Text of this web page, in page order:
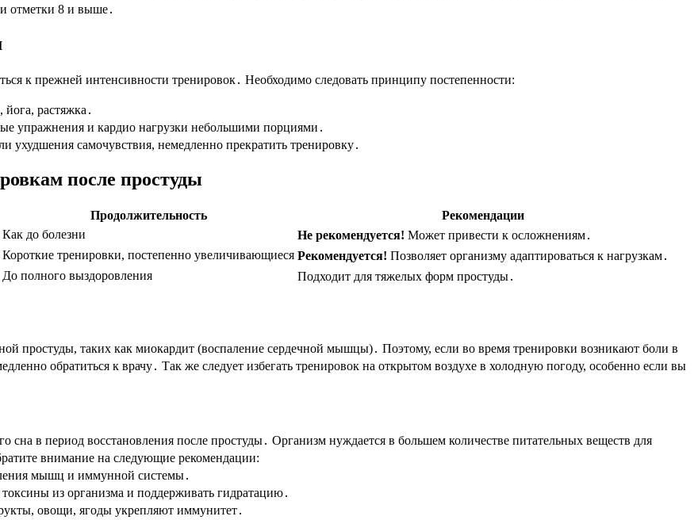
отметки 8 и выше․
к прежней интенсивности тренировок․ Необходимо следовать принципу постепенности:
растяжка․
упражнения и кардио нагрузки небольшими порциями․
ухудшения самочувствия, немедленно прекратить тренировку․
после простуды
Продолжительность
Рекомендации
Как до болезни Не рекомендуется! Может привести к осложнениям․
Короткие тренировки, постепенно увеличивающиеся Рекомендуется! Позволяет организму адаптироваться к нагрузкам․
До полного выздоровления Подходит для тяжелых форм простуды․
простуды, таких как миокардит (воспаление сердечной мышцы)․ Поэтому, если во время тренировки возникают боли в
обратиться к врачу․ Так же следует избегать тренировок на открытом воздухе в холодную погоду, особенно если вы
сна в период восстановления после простуды․ Организм нуждается в большем количестве питательных веществ для
внимание на следующие рекомендации:
мышц и иммунной системы․
из организма и поддерживать гидратацию․
овощи, ягоды укрепляют иммунитет․